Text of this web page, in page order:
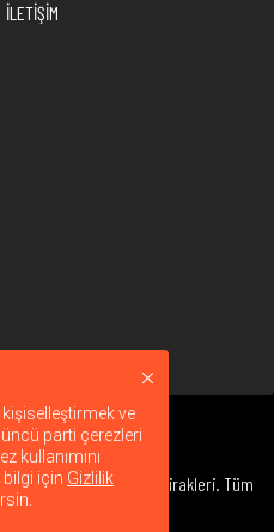
İLETİŞİM
bağlı kuruluşları ve iştirakleri. Tüm
ve
parti çerezleri
kullanımını
bilgi için Gizlilik